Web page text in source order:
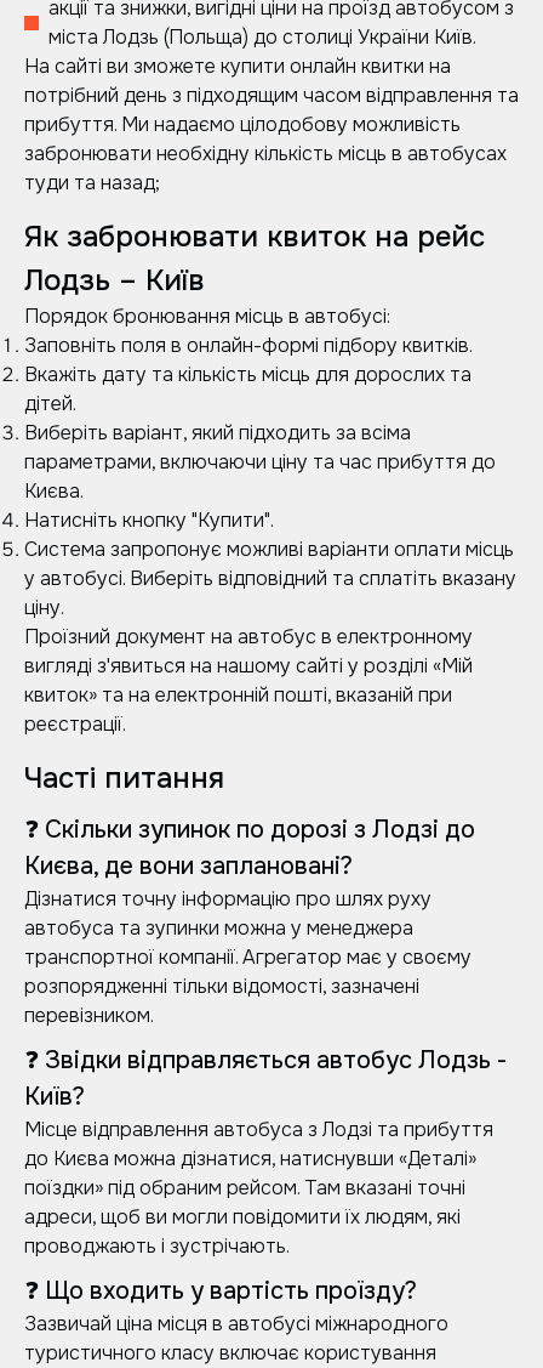
акції та знижки, вигідні ціни на проїзд автобусом з
міста Лодзь (Польща) до столиці України Київ.
На сайті ви зможете купити онлайн квитки на
потрібний день з підходящим часом відправлення та
прибуття. Ми надаємо цілодобову можливість
забронювати необхідну кількість місць в автобусах
туди та назад;
Як забронювати квиток на рейс
Лодзь – Київ
Порядок бронювання місць в автобусі:
Заповніть поля в онлайн-формі підбору квитків.
Вкажіть дату та кількість місць для дорослих та
дітей.
Виберіть варіант, який підходить за всіма
параметрами, включаючи ціну та час прибуття до
Києва.
Натисніть кнопку "Купити".
Система запропонує можливі варіанти оплати місць
у автобусі. Виберіть відповідний та сплатіть вказану
ціну.
Проїзний документ на автобус в електронному
вигляді з'явиться на нашому сайті у розділі «Мій
квиток» та на електронній пошті, вказаній при
реєстрації.
Часті питання
❓ Скільки зупинок по дорозі з Лодзі до
Києва, де вони заплановані?
Дізнатися точну інформацію про шлях руху
автобуса та зупинки можна у менеджера
транспортної компанії. Агрегатор має у своєму
розпорядженні тільки відомості, зазначені
перевізником.
❓ Звідки відправляється автобус Лодзь -
Київ?
Місце відправлення автобуса з Лодзі та прибуття
до Києва можна дізнатися, натиснувши «Деталі»
поїздки» під обраним рейсом. Там вказані точні
адреси, щоб ви могли повідомити їх людям, які
проводжають і зустрічають.
❓ Що входить у вартість проїзду?
Зазвичай ціна місця в автобусі міжнародного
туристичного класу включає користування